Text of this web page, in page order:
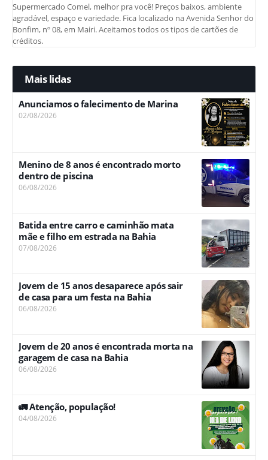
Supermercado Comel, melhor pra você! Preços baixos, ambiente
agradável, espaço e variedade. Fica localizado na Avenida Senhor do
Bonfim, nº 08, em Mairi. Aceitamos todos os tipos de cartões de
créditos.
Mais lidas
Anunciamos o falecimento de Marina
02/08/2026
Menino de 8 anos é encontrado morto
dentro de piscina
06/08/2026
Batida entre carro e caminhão mata
mãe e filho em estrada na Bahia
07/08/2026
Jovem de 15 anos desaparece após sair
de casa para um festa na Bahia
06/08/2026
Jovem de 20 anos é encontrada morta na
garagem de casa na Bahia
06/08/2026
🚛 Atenção, população!
04/08/2026